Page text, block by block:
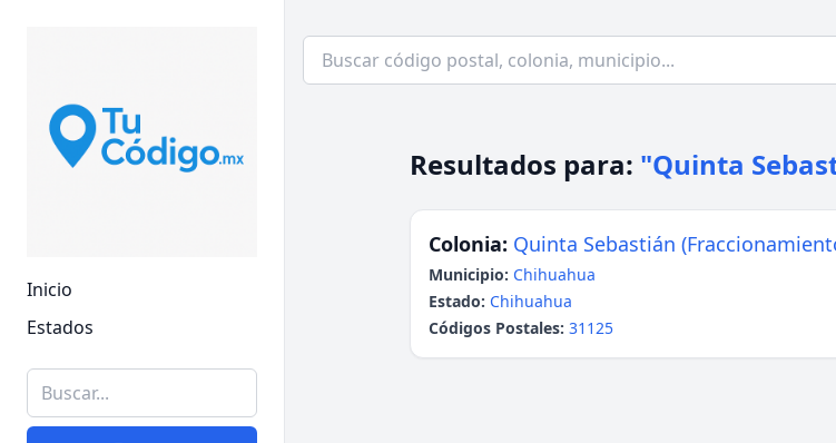
Inicio
Estados
Resultados para: "Quinta
Colonia: Quinta Sebastián
Municipio: Chihuahua
Estado: Chihuahua
Códigos Postales: 31125